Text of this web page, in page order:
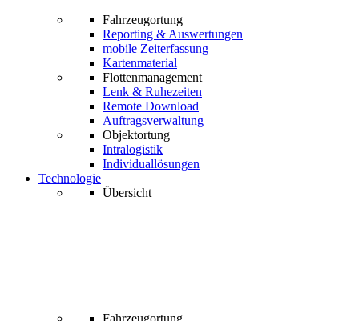
Fahrzeugortung
Reporting & Auswertungen
mobile Zeiterfassung
Kartenmaterial
Flottenmanagement
Lenk & Ruhezeiten
Remote Download
Auftragsverwaltung
Objektortung
Intralogistik
Individuallösungen
Technologie
Übersicht
Fahrzeugortung